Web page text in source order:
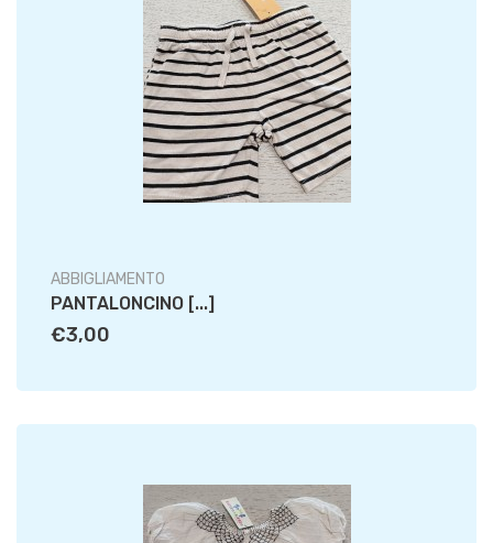
ABBIGLIAMENTO
PANTALONCINO [...]
€3,00